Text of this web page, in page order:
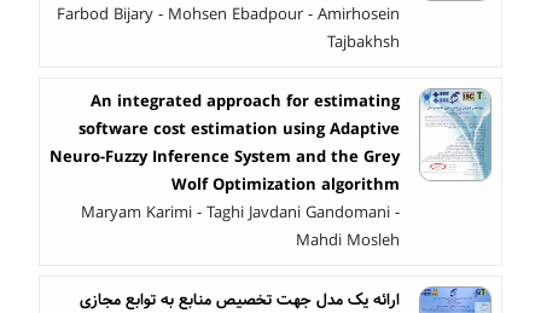
Farbod Bijary - Mohsen Ebadpour - Amirhosein
Tajbakhsh
An integrated approach for estimating
software cost estimation using Adaptive
Neuro-Fuzzy Inference System and the Grey
Wolf Optimization algorithm
Maryam Karimi - Taghi Javdani Gandomani -
Mahdi Mosleh
ارائه یک مدل جهت تخصیص منابع به توابع مجازی